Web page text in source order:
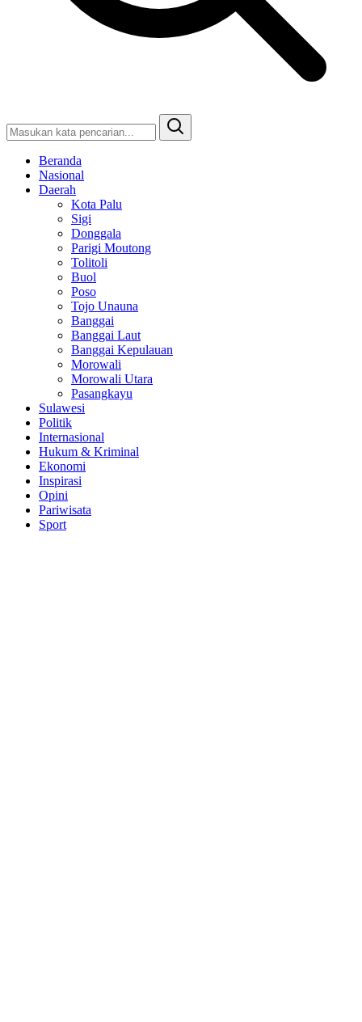
Beranda
Nasional
Daerah
Kota Palu
Sigi
Donggala
Parigi Moutong
Tolitoli
Buol
Poso
Tojo Unauna
Banggai
Banggai Laut
Banggai Kepulauan
Morowali
Morowali Utara
Pasangkayu
Sulawesi
Politik
Internasional
Hukum & Kriminal
Ekonomi
Inspirasi
Opini
Pariwisata
Sport